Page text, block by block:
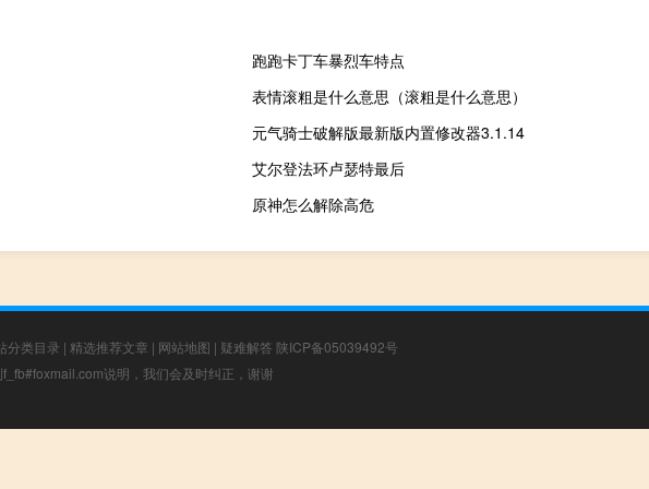
跑跑卡丁车暴烈车特点
表情滚粗是什么意思（滚粗是什么意思）
元气骑士破解版最新版内置修改器3.1.14
艾尔登法环卢瑟特最后
原神怎么解除高危
分类目录 | 精选推荐文章 | 网站地图 | 疑难解答 陕ICP备05039492号
说明，我们会及时纠正，谢谢